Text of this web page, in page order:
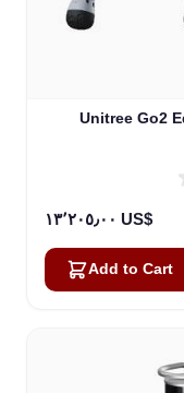
١٣٬٢٠٥٫٠٠ US$
Add to Cart